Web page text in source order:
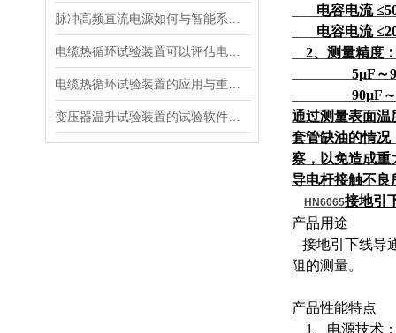
电容电流
电容电流
2、测量精度
5μF～
90μF～
通过测量表面温
套管缺油的情况
察，以免造成重
导电杆接触不良
HN6065接地引
产品用途
接地引下线导
阻的测量。
产品性能特点
1、电源技术